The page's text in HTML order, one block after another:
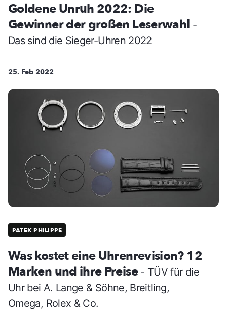
Goldene Unruh 2022: Die
Gewinner der großen Leserwahl -
Das sind die Sieger-Uhren 2022
25. Feb 2022
PATEK PHILIPPE
Was kostet eine Uhrenrevision? 12
Marken und ihre Preise - TÜV für die
Uhr bei A. Lange & Söhne, Breitling,
Omega, Rolex & Co.